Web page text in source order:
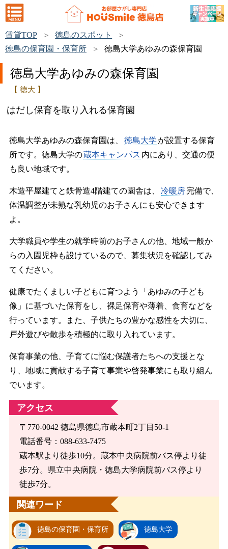
賃貸TOP
徳島のスポット
徳島の保育園・保育所
徳島大学あゆみの森保育園
徳島大学あゆみの森保育園
【 徳大 】
はだし保育を取り入れる保育園
徳島大学あゆみの森保育園は、 徳島大学 が設置する保育
所です。徳島大学の蔵本キャンパス 内にあり、交通の便
も良い地域です。
木造平屋建てと鉄骨造4階建ての園舎は、 冷暖房完備で、
体温調整が未熟な乳幼児のお子さんにも安心できます
よ。
大学職員や学生の就学時前のお子さんの他、地域一般か
らの入園児枠も設けているので、募集状況を確認してみ
てください。
健康でたくましい子どもに育つよう「あゆみの子ども
像」に基づいた保育をし、裸足保育や薄着、食育などを
行っています。また、子供たちの豊かな感性を大切に、
戸外遊びや散歩を積極的に取り入れています。
保育事業の他、子育てに悩む保護者たちへの支援とな
り、地域に貢献する子育て事業や啓発事業にも取り組ん
でいます。
アクセス
〒770-0042 徳島県徳島市蔵本町2丁目50-1
電話番号：088-633-7475
蔵本駅より徒歩10分。蔵本中央病院前バス停より徒
歩7分。県立中央病院・徳島大学病院前バス停より
徒歩7分。
関連ワード
徳島の保育園・保育所 徳島大学